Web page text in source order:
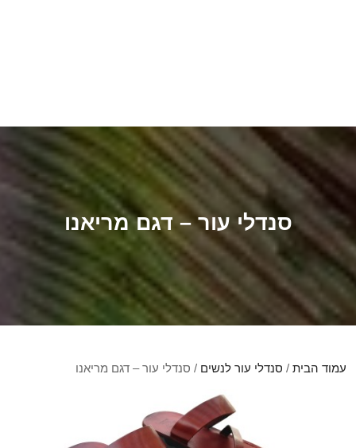
סנדלי עור – דגם מריאנו
עמוד הבית / סנדלי עור לנשים / סנדלי עור – דגם מריאנו